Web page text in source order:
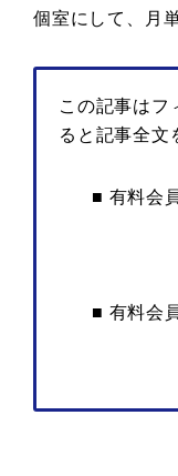
個室にして、月
この記事はフ
ると記事全文
■ 有料会
■ 有料会